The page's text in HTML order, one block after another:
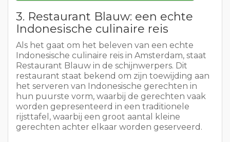
3. Restaurant Blauw: een echte
Indonesische culinaire reis
Als het gaat om het beleven van een echte
Indonesische culinaire reis in Amsterdam, staat
Restaurant Blauw in de schijnwerpers. Dit
restaurant staat bekend om zijn toewijding aan
het serveren van Indonesische gerechten in
hun puurste vorm, waarbij de gerechten vaak
worden gepresenteerd in een traditionele
rijsttafel, waarbij een groot aantal kleine
gerechten achter elkaar worden geserveerd.